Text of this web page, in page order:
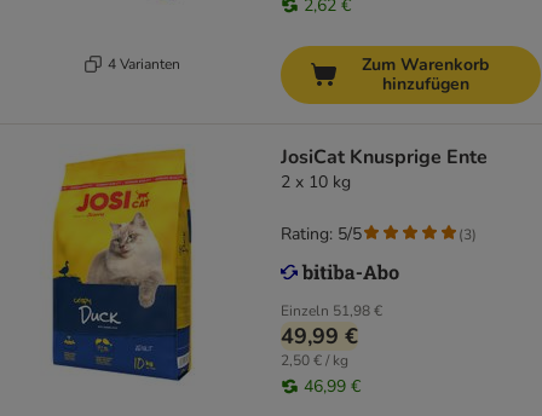
4 Varianten
2,62 €
Zum Warenkorb
hinzufügen
JosiCat Knusprige Ente
2 x 10 kg
Einzeln 51,98 €
49,99 €
2,50 € / kg
46,99 €
Rating: 5/5 (3)